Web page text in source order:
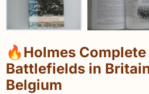
🔥Holmes
Battlefields in
Belgium